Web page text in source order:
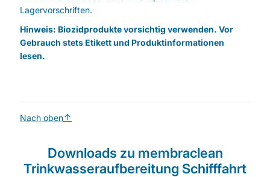
Lagervorschriften.
Hinweis: Biozidprodukte vorsichtig verwenden. Vor
Gebrauch stets Etikett und Produktinformationen
lesen.
Nach oben
Downloads zu membraclean
Trinkwasseraufbereitung Schifffahrt